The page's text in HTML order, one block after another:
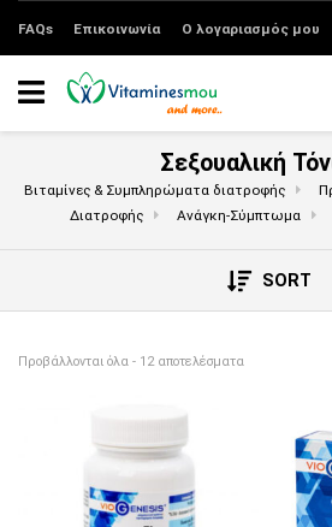
FAQs Επικοινωνία Ο λογαριασμός μου
Σεξουαλική
Βιταμίνες & Συμπληρώματα διατροφής
Διατροφής
Ανάγκη-Σύμπτωμα
SORT
Προβάλλονται όλα - 12 αποτελέσματα